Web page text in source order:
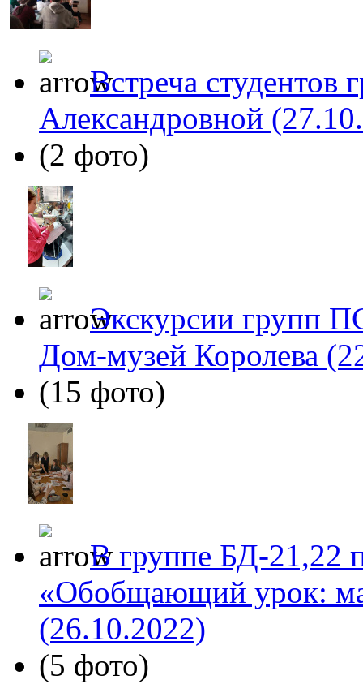
Встреча студентов
Александровной
(2 фото)
Экскурсии групп
Дом-музей Королева
(15 фото)
В группе БД-21,22
«Обобщающий урок:
(26.10.2022)
(5 фото)